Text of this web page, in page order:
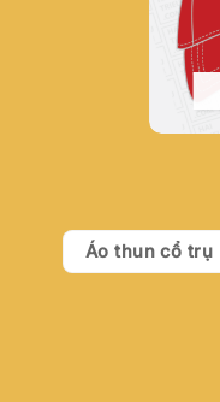
Áo thun cổ trụ